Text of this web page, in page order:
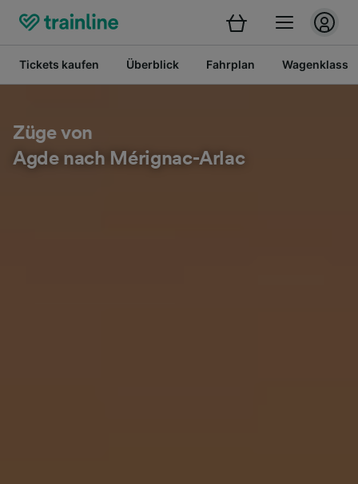
Tickets kaufen Überblick Fahrplan
Züge von
Agde nach Mérignac-Arlac